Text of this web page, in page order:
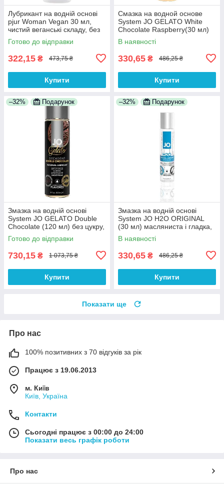
Лубрикант на водній основі
pjur Woman Vegan 30 мл,
чистий веганські складу, без
консервантів 100%
Анонімності
Готово до відправки
322,15 ₴ 473,75 ₴
Купити
Смазка на водной основе
System JO GELATO White
Chocolate Raspberry(30 мл)
без сахара и парабенов
100% Анонімності
В наявності
330,65 ₴ 486,25 ₴
Купити
–32% Подарунок
Змазка на водній основі
System JO GELATO Double
Chocolate (120 мл) без цукру,
парабенів і гліколя 100%
Анонімності
Готово до відправки
730,15 ₴ 1 073,75 ₴
Купити
–32% Подарунок
Змазка на водній основі
System JO H2O ORIGINAL
(30 мл) масляниста і гладка,
рослинний гліцерин 100%
Анонімності
В наявності
330,65 ₴ 486,25 ₴
Купити
Показати ще
Про нас
100% позитивних з 70 відгуків за рік
Працює з 19.06.2013
м. Київ
Київ, Україна
Контакти
Сьогодні працює з 00:00 до 24:00
Показати весь графік роботи
Про нас